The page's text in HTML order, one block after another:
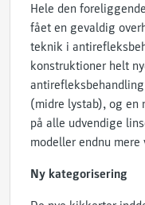
Hele den
fået en gevaldig
teknik i
konstruktioner helt
(midre lystab), og en
på alle udvendige
modeller endnu
Ny kategorisering